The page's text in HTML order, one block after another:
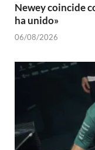
Newey coincide
ha unido»
06/08/2026